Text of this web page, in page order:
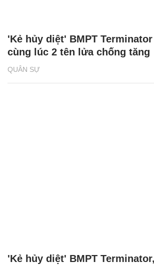
QUÂN SỰ
'Kẻ hủy diệt' BMPT
cùng lúc 2 tên lửa chống tăng
'Kẻ hủy diệt' BMPT